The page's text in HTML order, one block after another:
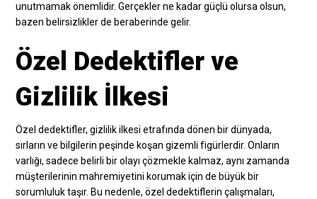
unutmamak önemlidir. Gerçekler ne kadar güçlü olursa olsun,
bazen belirsizlikler de beraberinde gelir.
Özel Dedektifler ve
Gizlilik İlkesi
Özel dedektifler, gizlilik ilkesi etrafında dönen bir dünyada,
sırların ve bilgilerin peşinde koşan gizemli figürlerdir. Onların
varlığı, sadece belirli bir olayı çözmekle kalmaz, aynı zamanda
müşterilerinin mahremiyetini korumak için de büyük bir
sorumluluk taşır. Bu nedenle, özel dedektiflerin çalışmaları,